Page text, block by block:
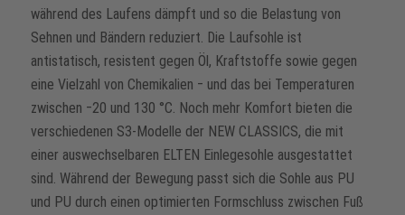
während des Laufens dämpft und so die Belastung von
Sehnen und Bändern reduziert. Die Laufsohle ist
antistatisch, resistent gegen Öl, Kraftstoffe sowie gegen
eine Vielzahl von Chemikalien ‒ und das bei Temperaturen
zwischen ‒20 und 130 °C. Noch mehr Komfort bieten die
verschiedenen S3-Modelle der NEW CLASSICS, die mit
einer auswechselbaren ELTEN Einlegesohle ausgestattet
sind. Während der Bewegung passt sich die Sohle aus PU
und PU durch einen optimierten Formschluss zwischen Fuß